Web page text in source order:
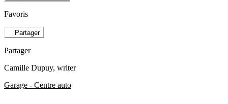
Favoris
Partager
Partager
Camille Dupuy, writer
Garage - Centre auto